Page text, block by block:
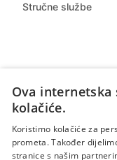
Stručne službe
Ova
kolačiće.
Koristimo kolačiće za
prometa. Također
stranice s našim